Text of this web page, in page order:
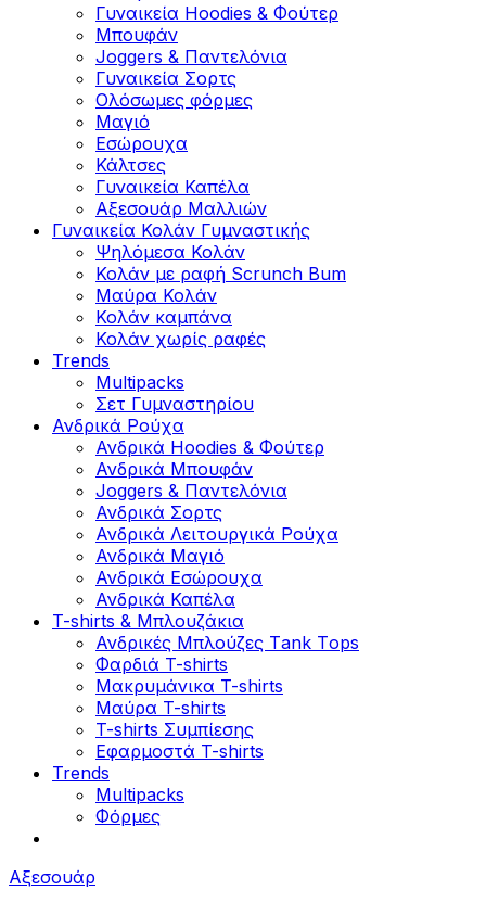
Γυναικεία Hoodies & Φούτερ
Μπουφάν
Joggers & Παντελόνια
Γυναικεία Σορτς
Ολόσωμες φόρμες
Μαγιό
Εσώρουχα
Κάλτσες
Γυναικεία Καπέλα
Αξεσουάρ Μαλλιών
Γυναικεία Κολάν Γυμναστικής
Ψηλόμεσα Κολάν
Κολάν με ραφή Scrunch Bum
Μαύρα Κολάν
Κολάν καμπάνα
Κολάν χωρίς ραφές
Trends
Multipacks
Σετ Γυμναστηρίου
Ανδρικά Ρούχα
Ανδρικά Hoodies & Φούτερ
Ανδρικά Μπουφάν
Joggers & Παντελόνια
Ανδρικά Σορτς
Ανδρικά Λειτουργικά Ρούχα
Ανδρικά Μαγιό
Ανδρικά Εσώρουχα
Ανδρικά Καπέλα
T-shirts & Μπλουζάκια
Ανδρικές Mπλούζες Τank Τops
Φαρδιά T-shirts
Μακρυμάνικα T-shirts
Μαύρα T-shirts
T-shirts Συμπίεσης
Εφαρμοστά T-shirts
Trends
Multipacks
Φόρμες
Αξεσουάρ